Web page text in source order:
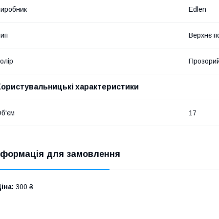
Edlen
Верхнє
характеристики
17
для замовлення
300 ₴